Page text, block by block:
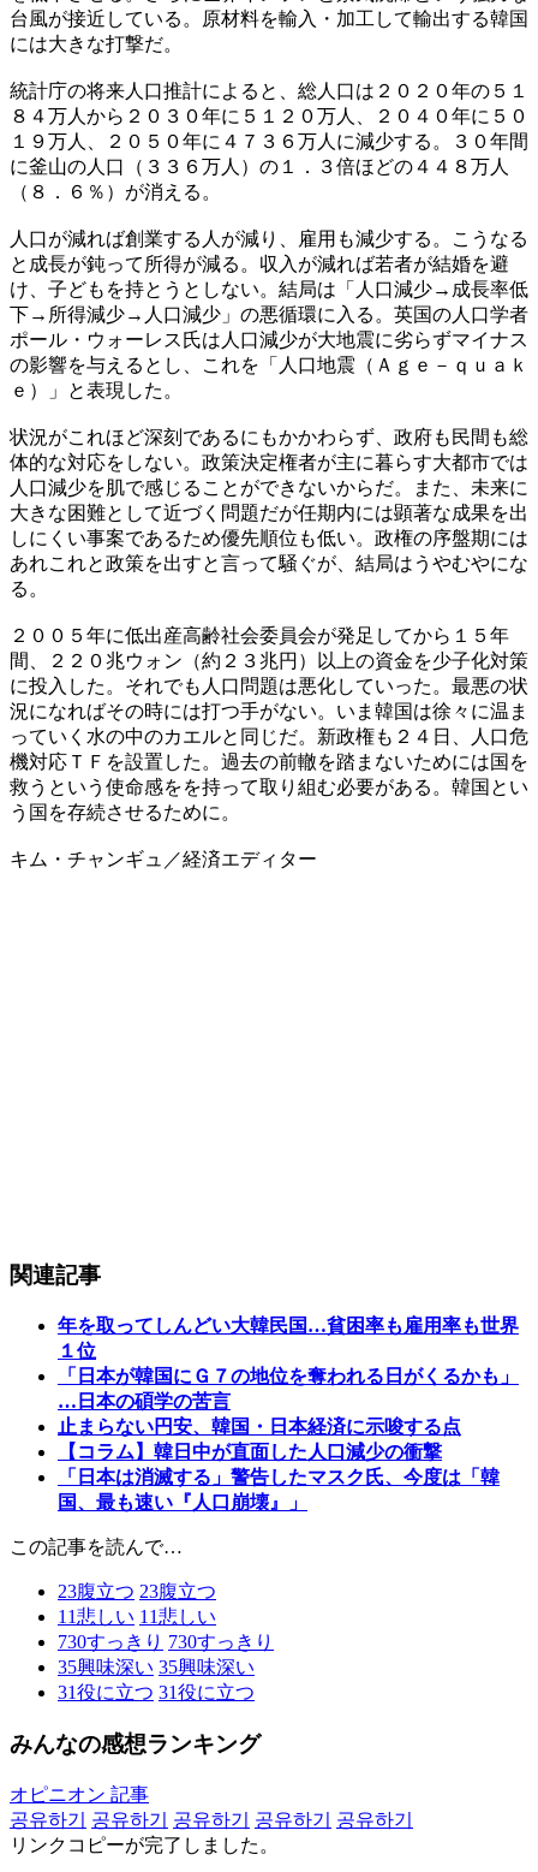
台風が接近している。原材料を輸入・加工して輸出する韓国
には大きな打撃だ。
統計庁の将来人口推計によると、総人口は２０２０年の５１
８４万人から２０３０年に５１２０万人、２０４０年に５０
１９万人、２０５０年に４７３６万人に減少する。３０年間
に釜山の人口（３３６万人）の１．３倍ほどの４４８万人
（８．６％）が消える。
人口が減れば創業する人が減り、雇用も減少する。こうなる
と成長が鈍って所得が減る。収入が減れば若者が結婚を避
け、子どもを持とうとしない。結局は「人口減少→成長率低
下→所得減少→人口減少」の悪循環に入る。英国の人口学者
ポール・ウォーレス氏は人口減少が大地震に劣らずマイナス
の影響を与えるとし、これを「人口地震（Ａｇｅ－ｑｕａｋ
ｅ）」と表現した。
状況がこれほど深刻であるにもかかわらず、政府も民間も総
体的な対応をしない。政策決定権者が主に暮らす大都市では
人口減少を肌で感じることができないからだ。また、未来に
大きな困難として近づく問題だが任期内には顕著な成果を出
しにくい事案であるため優先順位も低い。政権の序盤期には
あれこれと政策を出すと言って騒ぐが、結局はうやむやにな
る。
２００５年に低出産高齢社会委員会が発足してから１５年
間、２２０兆ウォン（約２３兆円）以上の資金を少子化対策
に投入した。それでも人口問題は悪化していった。最悪の状
況になればその時には打つ手がない。いま韓国は徐々に温ま
っていく水の中のカエルと同じだ。新政権も２４日、人口危
機対応ＴＦを設置した。過去の前轍を踏まないためには国を
救うという使命感をを持って取り組む必要がある。韓国とい
う国を存続させるために。
キム・チャンギュ／経済エディター
関連記事
年を取ってしんどい大韓民国…貧困率も雇用率も世界
１位
「日本が韓国にＧ７の地位を奪われる日がくるかも」
…日本の碩学の苦言
止まらない円安、韓国・日本経済に示唆する点
【コラム】韓日中が直面した人口減少の衝撃
「日本は消滅する」警告したマスク氏、今度は「韓
国、最も速い『人口崩壊』」
この記事を読んで…
23腹立つ 23腹立つ
11悲しい 11悲しい
730すっきり 730すっきり
35興味深い 35興味深い
31役に立つ 31役に立つ
みんなの感想ランキング
オピニオン 記事
공유하기
공유하기 공유하기 공유하기
공유하기
リンクコピーが完了しました。